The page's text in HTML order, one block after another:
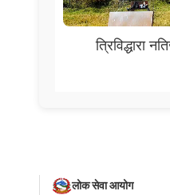
त्रिविद्धारा
लोक सेवा आयोग